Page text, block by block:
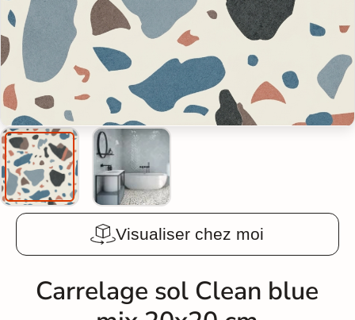
Visualiser chez moi
Carrelage sol Clean blue